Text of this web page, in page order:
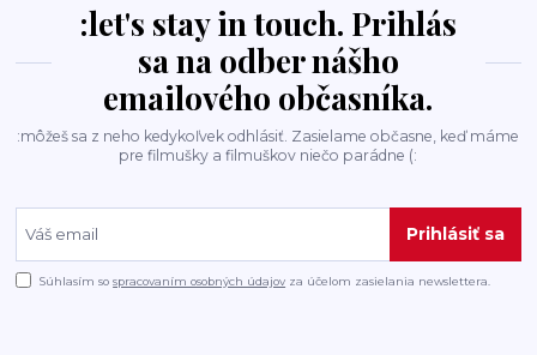
:let's stay in touch. Prihlás
sa na odber nášho
emailového občasníka.
:môžeš sa z neho kedykoľvek odhlásiť. Zasielame občasne, keď máme
pre filmušky a filmuškov niečo parádne (:
Prihlásiť sa
Súhlasím sospracovaním osobných údajov za účelom zasielania newslettera.